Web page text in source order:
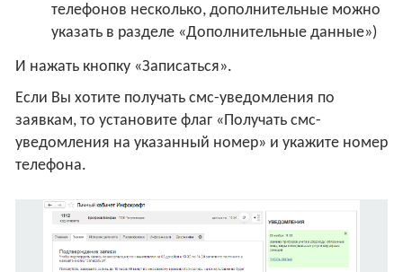
телефонов несколько, дополнительные можно
указать в разделе «Дополнительные данные»)
И нажать кнопку «Записаться».
Если Вы хотите получать смс-уведомления по
заявкам, то установите флаг «Получать смс-
уведомления на указанный номер» и укажите номер
телефона.